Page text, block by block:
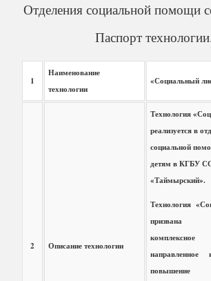
Отделения социальной помощи
Паспорт
1
Наименование
технологии
«Социальный
2 Описание технологии
Технология
реализуется в
социальной
детям в КГБУ
«Таймырский».
Технология
призвана
комплексное
повышение